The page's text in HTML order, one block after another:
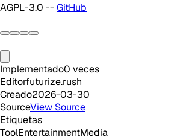
AGPL-3.0 -- GitHub
Implementado0 veces
Editorfuturize.rush
Creado2026-03-30
SourceView Source
Etiquetas
ToolEntertainmentMedia